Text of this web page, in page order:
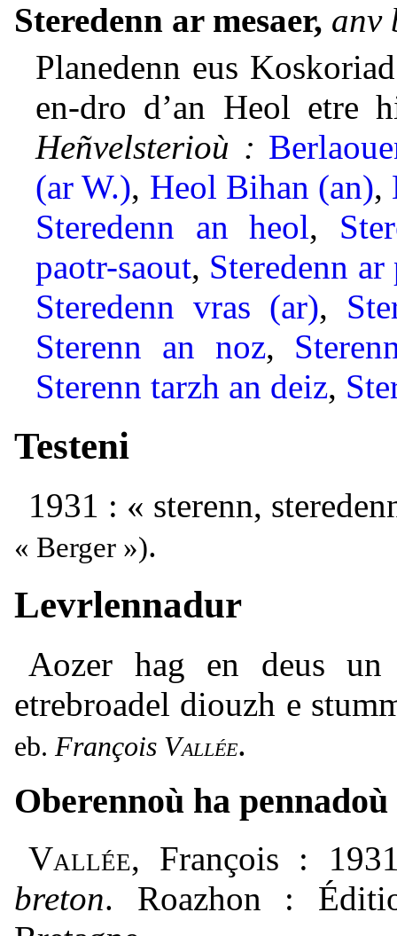
Steredenn ar mesaer, anv
Planedenn eus
en-dro d’an Heol etre
Heñvelsterioù :
(ar W.), Heol Bihan (an),
Steredenn an heol,
paotr-saout, Steredenn ar
Steredenn vras (ar),
Sterenn an noz,
Sterenn tarzh an deiz,
Testeni
1931 : « sterenn,
« Berger »).
Levrlennadur
Aozer hag en deus
etrebroadel diouzh e
François Vallée.
Oberennoù ha pennadoù
Vallée, François :
breton. Roazhon :